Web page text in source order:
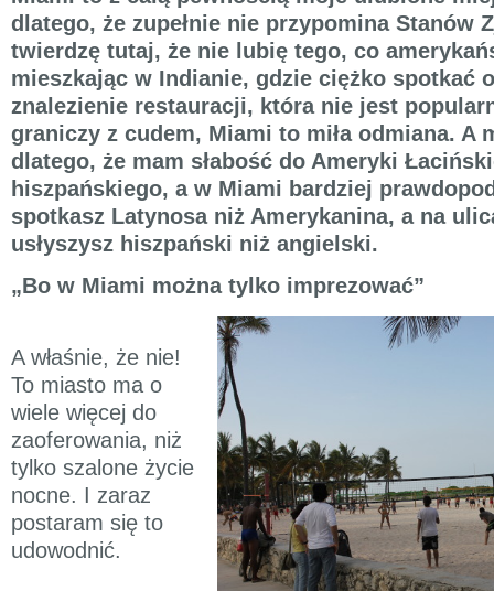
dlatego, że zupełnie nie przypomina Stanów
twierdzę tutaj, że nie lubię tego, co
mieszkając w Indianie, gdzie ciężko spotkać
znalezienie restauracji, która nie jest
graniczy z cudem, Miami to miła odmiana. A
dlatego, że mam słabość do Ameryki
hiszpańskiego, a w Miami bardziej
spotkasz Latynosa niż Amerykanina, a na
usłyszysz hiszpański niż angielski.
„Bo w Miami można tylko imprezować”
A właśnie, że nie!
To miasto ma o
wiele więcej do
zaoferowania, niż
tylko szalone życie
nocne. I zaraz
postaram się to
udowodnić.